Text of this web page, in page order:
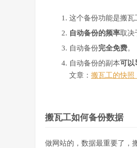
这个备份功能是搬瓦
自动备份的频率取决
自动备份完全免费。
自动备份的副本可以
文章： 搬瓦工的快照
搬瓦工如何备份数据
做网站的，数据最重要了，